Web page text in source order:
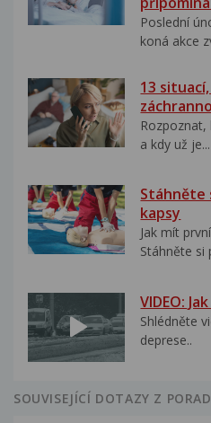
Poslední
koná akce
13
a kdy už je...
Stáhněte
kapsy
Jak mít
Stáhněte si
VIDEO:
Shlédněte
deprese..
SOUVISEJÍCÍ DOTAZY Z